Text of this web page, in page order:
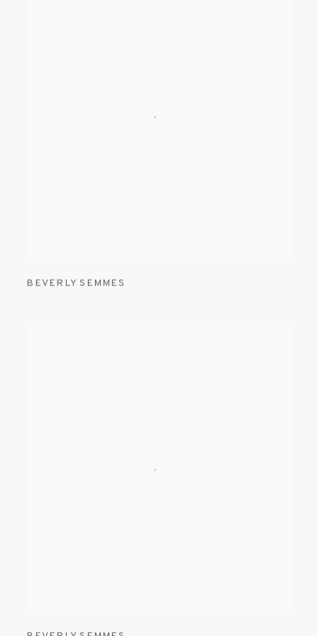
BEVERLY SEMMES